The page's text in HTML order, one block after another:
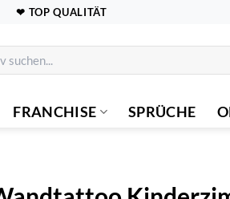
❤ TOP QUALITÄT
FRANCHISE SPRÜCHE